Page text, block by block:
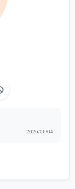
2026/06/04